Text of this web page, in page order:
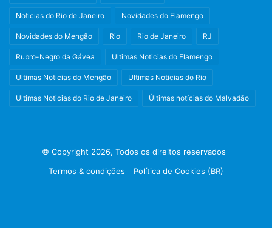
Noticias do Rio de Janeiro Novidades do Flamengo
Novidades do Mengão Rio Rio de Janeiro RJ
Rubro-Negro da Gávea Ultimas Noticias do Flamengo
Ultimas Noticias do Mengão Ultimas Noticias do Rio
Ultimas Noticias do Rio de Janeiro Últimas notícias do Malvadão
© Copyright 2026, Todos os direitos reservados
Termos & condições
Política de Cookies (BR)